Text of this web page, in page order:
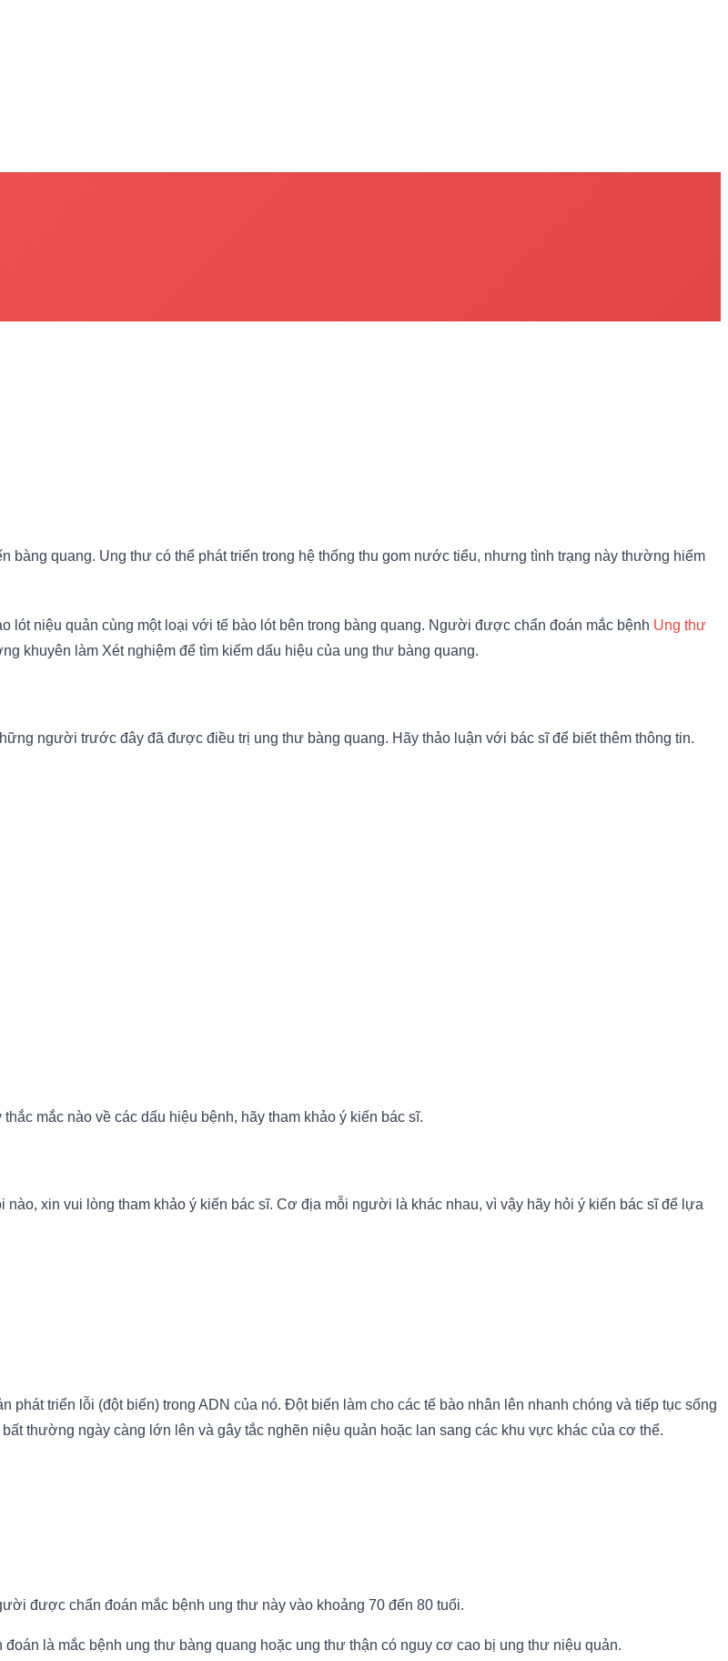
quang. Ung thư có thể phát triển trong hệ thống thu gom nước tiểu, nhưng tình trạng này thường hiếm
lót niệu quản cùng một loại với tế bào lót bên trong bàng quang. Người được chẩn đoán mắc bệnh Ung thư
khuyên làm Xét nghiệm để tìm kiếm dấu hiệu của ung thư bàng quang.
người trước đây đã được điều trị ung thư bàng quang. Hãy thảo luận với bác sĩ để biết thêm thông tin.
mắc nào về các dấu hiệu bệnh, hãy tham khảo ý kiến bác sĩ.
xin vui lòng tham khảo ý kiến bác sĩ. Cơ địa mỗi người là khác nhau, vì vậy hãy hỏi ý kiến bác sĩ để lựa
triển lỗi (đột biến) trong ADN của nó. Đột biến làm cho các tế bào nhân lên nhanh chóng và tiếp tục sống
thường ngày càng lớn lên và gây tắc nghẽn niệu quản hoặc lan sang các khu vực khác của cơ thể.
được chẩn đoán mắc bệnh ung thư này vào khoảng 70 đến 80 tuổi.
là mắc bệnh ung thư bàng quang hoặc ung thư thận có nguy cơ cao bị ung thư niệu quản.